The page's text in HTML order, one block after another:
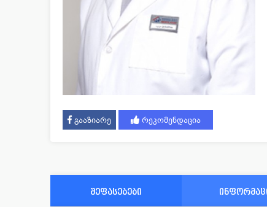
გააზიარე რეკომენდაცია
შეფასებები